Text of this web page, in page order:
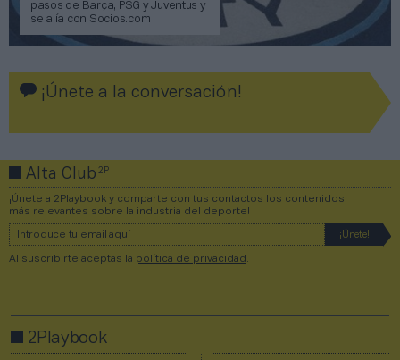
pasos de Barça, PSG y Juventus y
se alía con Socios.com
¡Únete a la conversación!
Alta Club2P
¡Únete a 2Playbook y comparte con tus contactos los contenidos
más relevantes sobre la industria del deporte!
Al suscribirte aceptas la política de privacidad
2Playbook